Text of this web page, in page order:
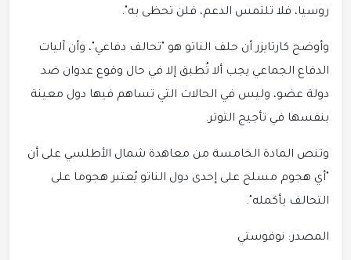
روسيا، فلا تلتمس الدعم، فلن تحظى به".
وأوضح كارتايزر أن حلف الناتو هو "تحالف دفاعي"، وأن آليات
الدفاع الجماعي يجب ألا تُطبق إلا في حال وقوع عدوان ضد
دولة عضو، وليس في الحالات التي تساهم فيها دول معينة
بنفسها في تأجيج التوتر.
وتنص المادة الخامسة من معاهدة شمال الأطلسي على أن
"أي هجوم مسلح على إحدى دول الناتو يُعتبر هجوما على
التحالف بأكمله".
المصدر: نوفوستي